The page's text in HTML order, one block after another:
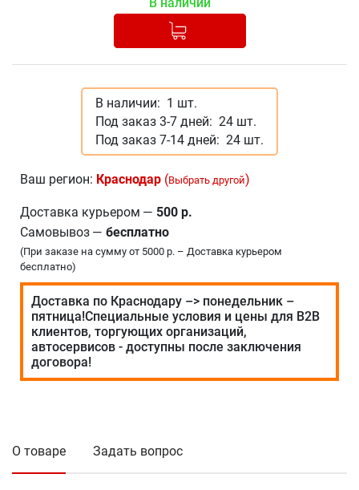
Добавлено в корзину
В наличии: 1 шт.
Под заказ 3-7 дней: 24 шт.
Под заказ 7-14 дней: 24 шт.
Ваш регион: Краснодар (Выбрать другой)
Доставка курьером — 500 р.
Самовывоз — бесплатно
(При заказе на сумму от 5000 р. – Доставка курьером
бесплатно)
Доставка по Краснодару –> понедельник –
пятница!Специальные условия и цены для В2В
клиентов, торгующих организаций,
автосервисов - доступны после заключения
договора!
О товаре Задать вопрос